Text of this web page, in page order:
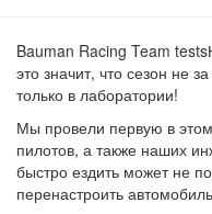
Bauman Racing Team
это значит, что сезон не
только в лаборатории!
Мы провели первую в
пилотов, а также наших
быстро ездить может не
перенастроить